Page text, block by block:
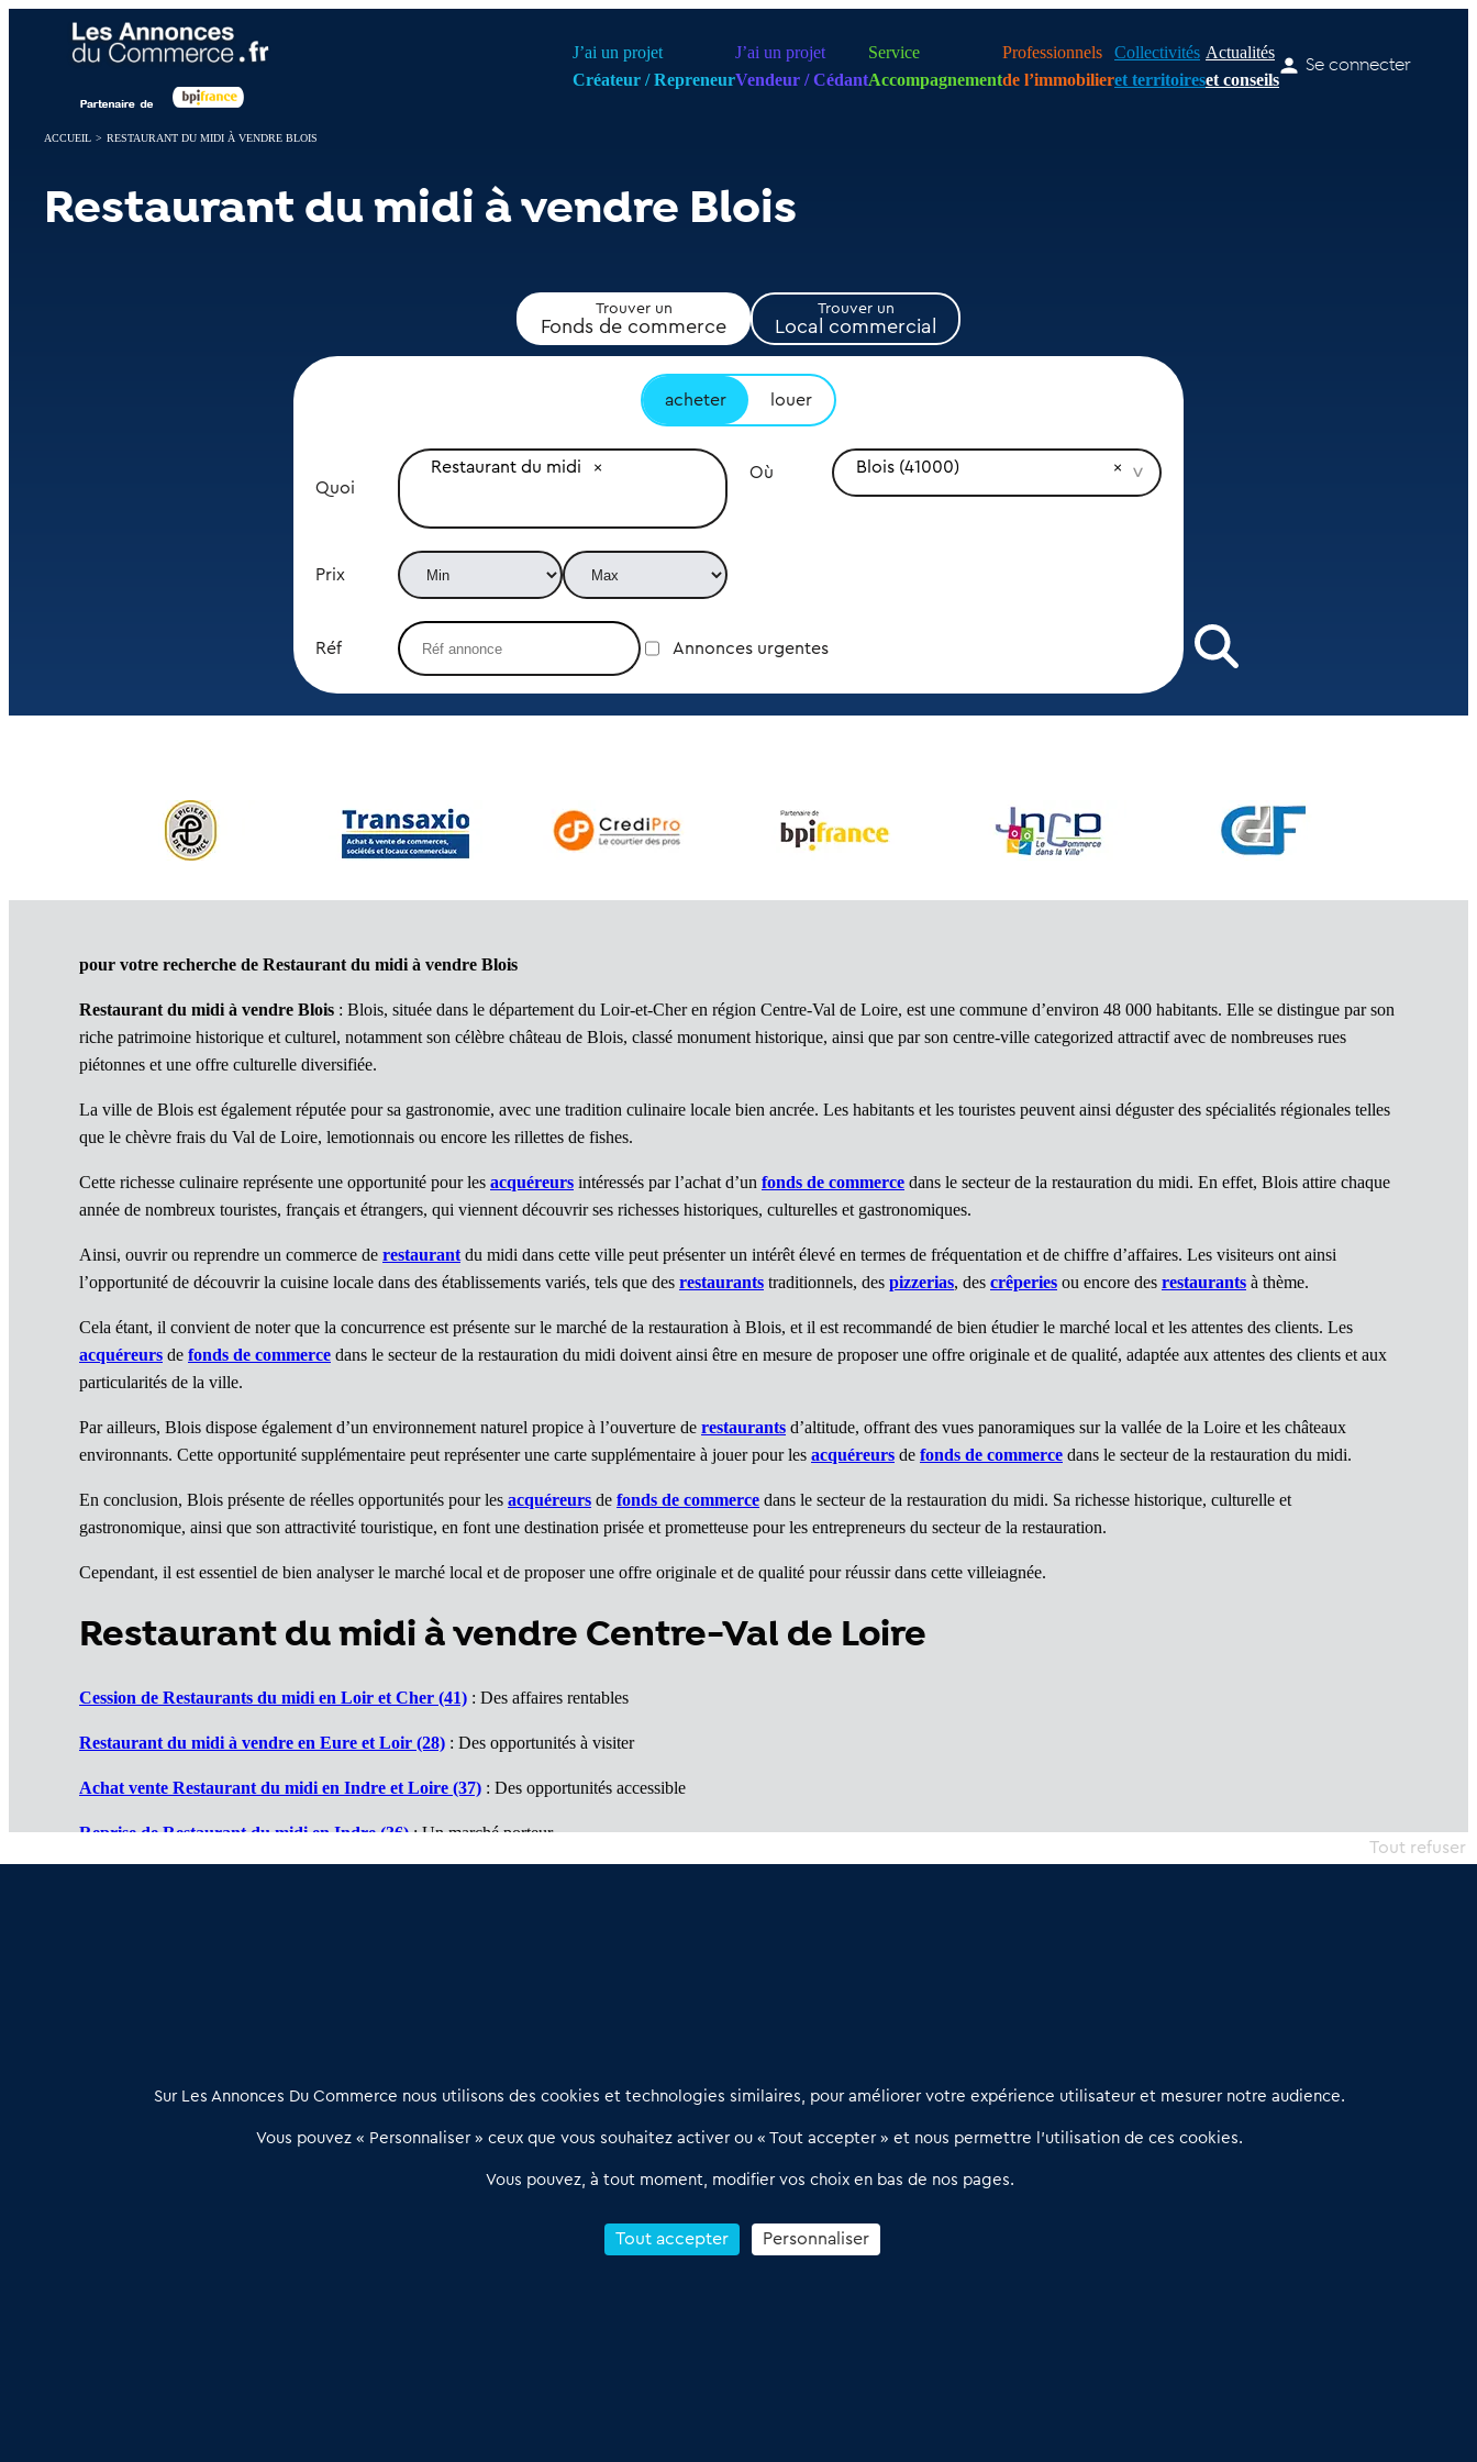
J’ai un projet
Créateur / Repreneur
J’ai un projet
Vendeur / Cédant
Service
Accompagnement
Professionnels
de l’immobilier
Collectivités
et territoires
Actualités
et conseils
Se connecter
ACCUEIL > RESTAURANT DU MIDI À VENDRE BLOIS
Restaurant du midi à vendre Blois
Trouver un
Fonds de commerce
Trouver un
Local commercial
acheter louer
Quoi
Restaurant du midi Où Blois (41000)
Prix
Réf Annonces urgentes
pour votre recherche de Restaurant du midi à vendre Blois
Restaurant du midi à vendre Blois : Blois, située dans le département du Loir-et-Cher en région Centre-Val de Loire, est une commune d’environ 48 000 habitants. Elle se distingue par son
riche patrimoine historique et culturel, notamment son célèbre château de Blois, classé monument historique, ainsi que par son centre-ville categorized attractif avec de nombreuses rues
piétonnes et une offre culturelle diversifiée.
La ville de Blois est également réputée pour sa gastronomie, avec une tradition culinaire locale bien ancrée. Les habitants et les touristes peuvent ainsi déguster des spécialités régionales telles
que le chèvre frais du Val de Loire, lemotionnais ou encore les rillettes de fishes.
Cette richesse culinaire représente une opportunité pour les acquéreurs intéressés par l’achat d’un fonds de commerce dans le secteur de la restauration du midi. En effet, Blois attire chaque
année de nombreux touristes, français et étrangers, qui viennent découvrir ses richesses historiques, culturelles et gastronomiques.
Ainsi, ouvrir ou reprendre un commerce de restaurant du midi dans cette ville peut présenter un intérêt élevé en termes de fréquentation et de chiffre d’affaires. Les visiteurs ont ainsi
l’opportunité de découvrir la cuisine locale dans des établissements variés, tels que des restaurants traditionnels, des pizzerias, des crêperies ou encore des restaurants à thème.
Cela étant, il convient de noter que la concurrence est présente sur le marché de la restauration à Blois, et il est recommandé de bien étudier le marché local et les attentes des clients. Les
acquéreurs de fonds de commerce dans le secteur de la restauration du midi doivent ainsi être en mesure de proposer une offre originale et de qualité, adaptée aux attentes des clients et aux
particularités de la ville.
Par ailleurs, Blois dispose également d’un environnement naturel propice à l’ouverture de restaurants d’altitude, offrant des vues panoramiques sur la vallée de la Loire et les châteaux
environnants. Cette opportunité supplémentaire peut représenter une carte supplémentaire à jouer pour les acquéreurs de fonds de commerce dans le secteur de la restauration du midi.
En conclusion, Blois présente de réelles opportunités pour les acquéreurs de fonds de commerce dans le secteur de la restauration du midi. Sa richesse historique, culturelle et
gastronomique, ainsi que son attractivité touristique, en font une destination prisée et prometteuse pour les entrepreneurs du secteur de la restauration.
Cependant, il est essentiel de bien analyser le marché local et de proposer une offre originale et de qualité pour réussir dans cette villeiagnée.
Restaurant du midi à vendre Centre-Val de Loire
Cession de Restaurants du midi en Loir et Cher (41) : Des affaires rentables
Restaurant du midi à vendre en Eure et Loir (28) : Des opportunités à visiter
Achat vente Restaurant du midi en Indre et Loire (37) : Des opportunités accessible
Reprise de Restaurant du midi en Indre (36): Un marché porteur
relation qualifiée conçu pour les acteurs de l’immobilier commercial
02 54 56 03 17
Contactez-nous
Notre solution
Offres Pro
Qui sommes nous ?
Petitscommerces : Un partenariat au service du commerce de
Panneau de gestion des cookies
Sur Les Annonces Du Commerce nous utilisons des cookies et technologies similaires, pour améliorer votre expérience utilisateur et mesurer notre audience.
Vous pouvez « Personnaliser » ceux que vous souhaitez activer ou « Tout accepter » et nous permettre l’utilisation de ces cookies.
Vous pouvez, à tout moment, modifier vos choix en bas de nos pages.
Tout accepter
Tout refuser
Personnaliser